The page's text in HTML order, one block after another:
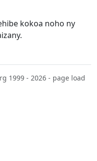
kokoa noho ny
1999 - 2026 - page load